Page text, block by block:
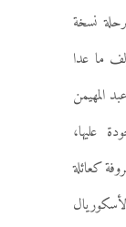
نسخة
ما عدا
المهيمن
عليها،
كعائلة